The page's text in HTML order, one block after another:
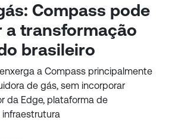
Compass pode
a transformação
brasileiro
a Compass principalmente
de gás, sem incorporar
da Edge, plataforma de